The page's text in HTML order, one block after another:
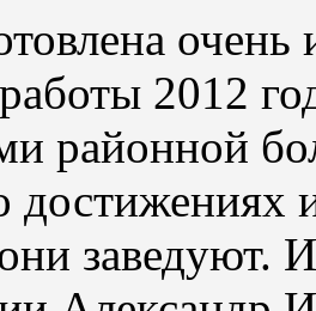
очень
2012
районной
достижениях
заведуют.